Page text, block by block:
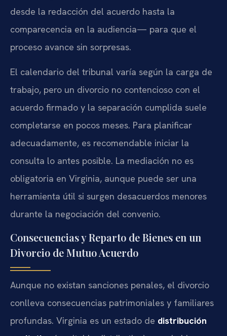
desde la redacción del acuerdo hasta la
comparecencia en la audiencia— para que el
proceso avance sin sorpresas.
El calendario del tribunal varía según la carga de
trabajo, pero un divorcio no contencioso con el
acuerdo firmado y la separación cumplida suele
completarse en pocos meses. Para planificar
adecuadamente, es recomendable iniciar la
consulta lo antes posible. La mediación no es
obligatoria en Virginia, aunque puede ser una
herramienta útil si surgen desacuerdos menores
durante la negociación del convenio.
Consecuencias y Reparto de Bienes en un
Divorcio de Mutuo Acuerdo
Aunque no existan sanciones penales, el divorcio
conlleva consecuencias patrimoniales y familiares
profundas. Virginia es un estado de distribución